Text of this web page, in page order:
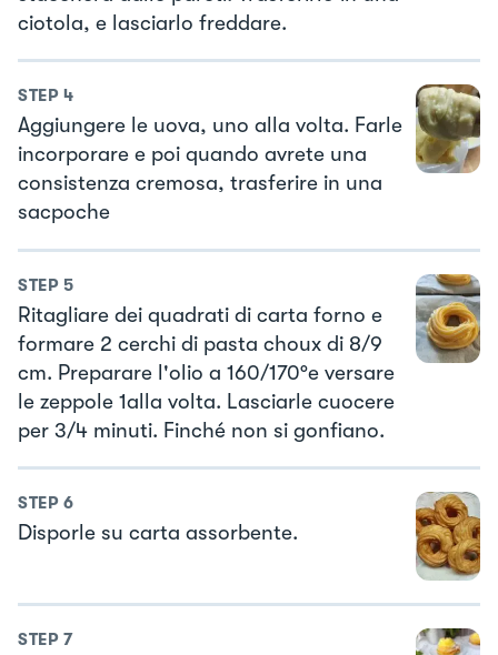
ciotola, e lasciarlo freddare.
STEP 4
Aggiungere le uova, uno alla volta. Farle
incorporare e poi quando avrete una
consistenza cremosa, trasferire in una
sacpoche
STEP 5
Ritagliare dei quadrati di carta forno e
formare 2 cerchi di pasta choux di 8/9
cm. Preparare l'olio a 160/170°e versare
le zeppole 1alla volta. Lasciarle cuocere
per 3/4 minuti. Finché non si gonfiano.
STEP 6
Disporle su carta assorbente.
STEP 7